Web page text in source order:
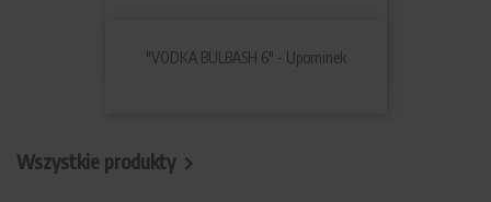
"VODKA BULBASH 6" - Upominek
Wszystkie produkty